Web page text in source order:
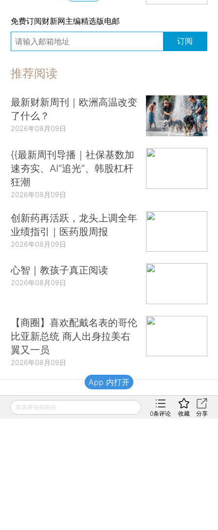
免费订阅财新网主编精选版电邮
订阅
推荐阅读
最新财新周刊｜欧洲高温改变
了什么？
2026年08月09日
{{最新周刊导播｜社保基数加
速夯实、AI“追光”、韩股杠杆
狂潮
2026年08月09日
创新药再活跃，龙头上调全年
业绩指引｜医药股周报
2026年08月09日
心智｜教孩子真正阅读
2026年08月09日
【商圈】喜欢配戴名表的哥伦
比亚新总统 商人出身拉美右
翼又一员
2026年08月09日
财新移动
发表评论得积分
0条评论 收藏 分享
App 内打开